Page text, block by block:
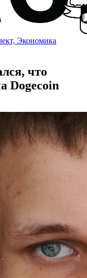
Экономика
что
Dogecoin